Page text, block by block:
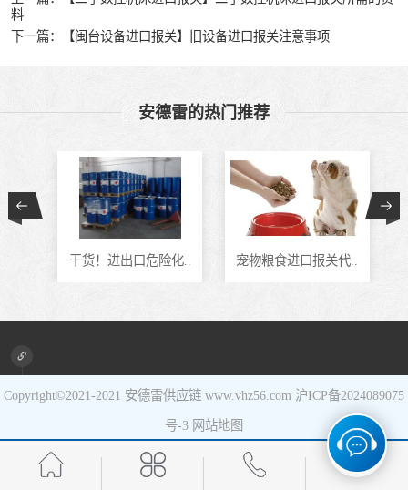
料
下一篇：
【闽台设备进口报关】旧设备进口报关注意事项
安德雷的热门推荐
干货！进出口危险化.. 宠物粮食进口报关代..
Copyright©2021-2021 安德雷供应链 www.vhz56.com 沪ICP备2024089075
号-3 网站地图
危化品进口
化妆品进口
食品进口